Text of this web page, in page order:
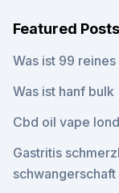
Featured Posts
Was ist 99
Was ist hanf bulk
Cbd oil vape
Gastritis
schwangerschaft